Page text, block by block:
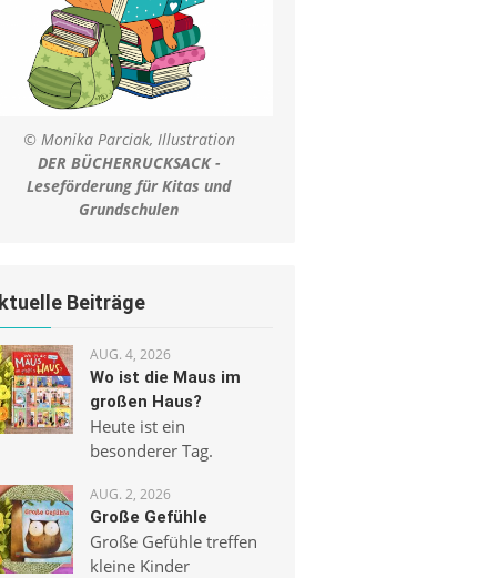
© Monika Parciak, Illustration
DER BÜCHERRUCKSACK -
Leseförderung für Kitas und
Grundschulen
Beiträge
AUG. 4, 2026
Wo ist die Maus im
großen Haus?
Heute ist ein
besonderer Tag.
AUG. 2, 2026
Große Gefühle
Große Gefühle treffen
kleine Kinder